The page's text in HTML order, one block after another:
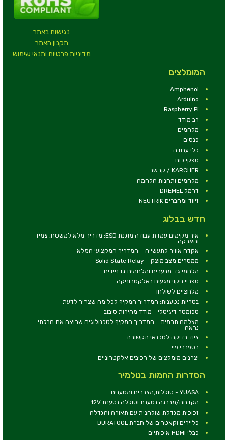
נגישות באתר
תקנון האתר
מדיניות פרטיות ותנאי שימוש
המומלצים
Amphenol
Arduino
Raspberry Pi
רב מודד
מלחמים
פנסים
כלי עבודה
ספקי כוח
KARCHER / קרשר
מלחמים ותחנות הלחמה
דרמל DREMEL
זיווד ומחברים NEUTRIK
חדש בבלוג
איך מקימים עמדת עבודה מוגנת ESD: מדריך מלא למשטח, צמיד
והארקה
אקדח אוויר לתעשייה – המדריך המקצועי המלא
ממסרים מצב מוצק – Solid State Relay
מלחמי גז: מבערים ומלחמים גז ניידים
ספריי ניקוי מגעים באלקטרוניקה
מלחציים לשולחן
בטריות נטענות: המדריך המקיף לכל מה שצריך לדעת
טכומטר דיגיטלי - מודד מהירות סיבוב
מצלמה תרמית – המדריך המקיף לטכנולוגיה שרואה את הבלתי
נראה
ציוד בדיקה לטכנאי תקשורת
רספברי פיי
יצרנים מומלצים של רכיבים אלקטרוניים
הסדרות החמות בטלמיר
YUASA - סוללות,מצברים ומטענים
מקדחה/מברגה נטענת וסוללה נטענת 12V
זכוכית מגדלת שולחנית עם תאורה והגדלה
פליירים וקאטרים של חברת DURATOOL
כבלי HDMI איכותיים